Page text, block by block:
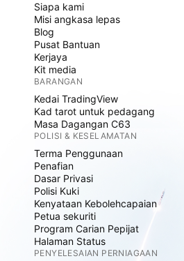
Siapa kami
Misi angkasa lepas
Blog
Pusat Bantuan
Kerjaya
Kit media
BARANGAN
Kedai TradingView
Kad tarot untuk pedagang
Masa Dagangan C63
POLISI & KESELAMATAN
Terma Penggunaan
Penafian
Dasar Privasi
Polisi Kuki
Kenyataan Kebolehcapaian
Petua sekuriti
Program Carian Pepijat
Halaman Status
PENYELESAIAN PERNIAGAAN